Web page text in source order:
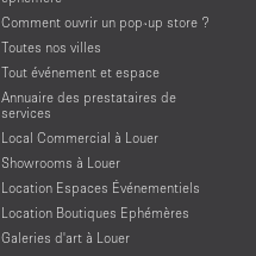
Comment ouvrir un pop-up store ?
Toutes nos villes
Tout événement et espace
Annuaire des prestataires de
services
Local Commercial à Louer
Showrooms à Louer
Location Espaces Événementiels
Location Boutiques Ephémères
Galeries d'art à Louer